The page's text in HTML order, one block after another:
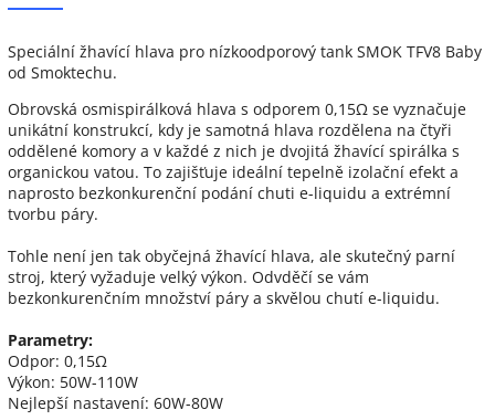
Speciální žhavící hlava pro nízkoodporový tank SMOK TFV8 Baby
od Smoktechu.
Obrovská osmispirálková hlava s odporem 0,15Ω se vyznačuje
unikátní konstrukcí, kdy je samotná hlava rozdělena na čtyři
oddělené komory a v každé z nich je dvojitá žhavící spirálka s
organickou vatou. To zajišťuje ideální tepelně izolační efekt a
naprosto bezkonkurenční podání chuti e-liquidu a extrémní
tvorbu páry.
Tohle není jen tak obyčejná žhavící hlava, ale skutečný parní
stroj, který vyžaduje velký výkon. Odvděčí se vám
bezkonkurenčním množství páry a skvělou chutí e-liquidu.
Parametry:
Odpor: 0,15Ω
Výkon: 50W-110W
Nejlepší nastavení: 60W-80W